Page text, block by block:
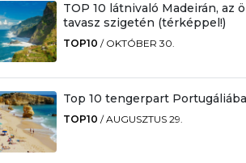
TOP 10 látnivaló Madeirán, az
tavasz szigetén (térképpel!)
TOP10 / OKTÓBER 30.
Top 10 tengerpart
TOP10 /AUGUSZTUS 29.